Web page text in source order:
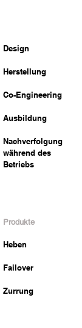
Design
Herstellung
Co-Engineering
Ausbildung
Nachverfolgung
während des
Betriebs
Produkte
Heben
Failover
Zurrung